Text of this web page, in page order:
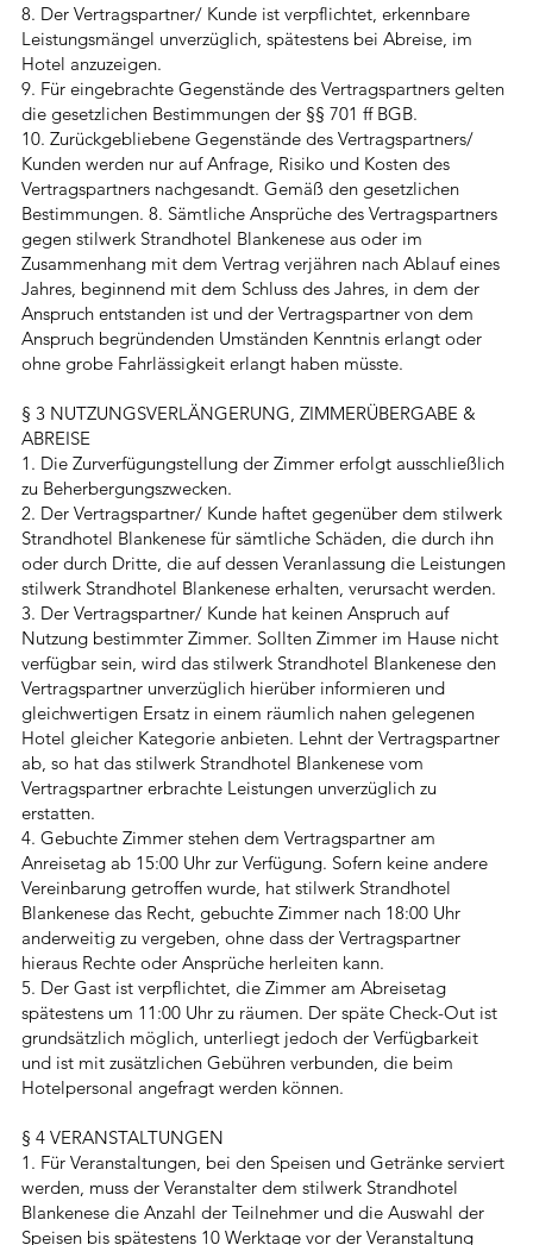
8. Der Vertragspartner/ Kunde ist verpflichtet, erkennbare
Leistungsmängel unverzüglich, spätestens bei Abreise, im
Hotel anzuzeigen.
9. Für eingebrachte Gegenstände des Vertragspartners gelten
die gesetzlichen Bestimmungen der §§ 701 ff BGB.
10. Zurückgebliebene Gegenstände des Vertragspartners/
Kunden werden nur auf Anfrage, Risiko und Kosten des
Vertragspartners nachgesandt. Gemäß den gesetzlichen
Bestimmungen. 8. Sämtliche Ansprüche des Vertragspartners
gegen stilwerk Strandhotel Blankenese aus oder im
Zusammenhang mit dem Vertrag verjähren nach Ablauf eines
Jahres, beginnend mit dem Schluss des Jahres, in dem der
Anspruch entstanden ist und der Vertragspartner von dem
Anspruch begründenden Umständen Kenntnis erlangt oder
ohne grobe Fahrlässigkeit erlangt haben müsste.
§ 3 NUTZUNGSVERLÄNGERUNG, ZIMMERÜBERGABE &
ABREISE
1. Die Zurverfügungstellung der Zimmer erfolgt ausschließlich
zu Beherbergungszwecken.
2. Der Vertragspartner/ Kunde haftet gegenüber dem stilwerk
Strandhotel Blankenese für sämtliche Schäden, die durch ihn
oder durch Dritte, die auf dessen Veranlassung die Leistungen
stilwerk Strandhotel Blankenese erhalten, verursacht werden.
3. Der Vertragspartner/ Kunde hat keinen Anspruch auf
Nutzung bestimmter Zimmer. Sollten Zimmer im Hause nicht
verfügbar sein, wird das stilwerk Strandhotel Blankenese den
Vertragspartner unverzüglich hierüber informieren und
gleichwertigen Ersatz in einem räumlich nahen gelegenen
Hotel gleicher Kategorie anbieten. Lehnt der Vertragspartner
ab, so hat das stilwerk Strandhotel Blankenese vom
Vertragspartner erbrachte Leistungen unverzüglich zu
erstatten.
4. Gebuchte Zimmer stehen dem Vertragspartner am
Anreisetag ab 15:00 Uhr zur Verfügung. Sofern keine andere
Vereinbarung getroffen wurde, hat stilwerk Strandhotel
Blankenese das Recht, gebuchte Zimmer nach 18:00 Uhr
anderweitig zu vergeben, ohne dass der Vertragspartner
hieraus Rechte oder Ansprüche herleiten kann.
5. Der Gast ist verpflichtet, die Zimmer am Abreisetag
spätestens um 11:00 Uhr zu räumen. Der späte Check-Out ist
grundsätzlich möglich, unterliegt jedoch der Verfügbarkeit
und ist mit zusätzlichen Gebühren verbunden, die beim
Hotelpersonal angefragt werden können.
§ 4 VERANSTALTUNGEN
1. Für Veranstaltungen, bei den Speisen und Getränke serviert
werden, muss der Veranstalter dem stilwerk Strandhotel
Blankenese die Anzahl der Teilnehmer und die Auswahl der
Speisen bis spätestens 10 Werktage vor der Veranstaltung